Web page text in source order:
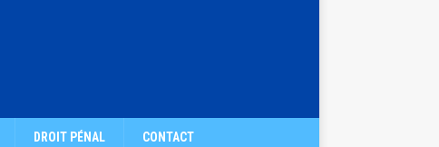
DROIT PÉNAL CONTACT